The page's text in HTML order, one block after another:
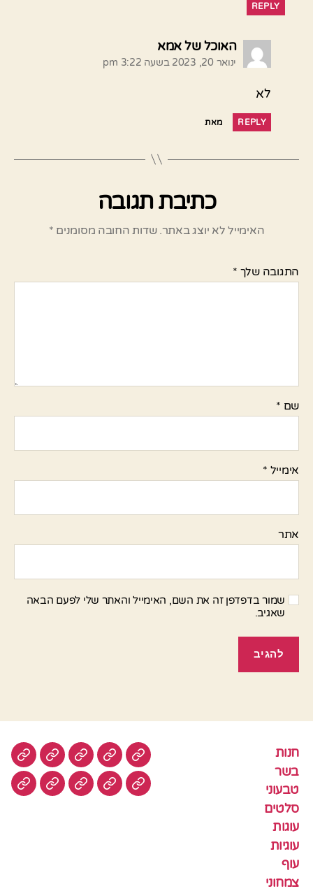
REPLY
האוכל של אמאאומר:
ינואר 20, 2023 בשעה 3:22 pm
לא
REPLY מאת
כתיבת תגובה
האימייל לא יוצג באתר. שדות החובה מסומנים *
התגובה שלך *
שם *
אימייל *
אתר
שמור בדפדפן זה את השם, האימייל והאתר שלי לפעם הבאה
שאגיב.
חנות
בשר
טבעוני
סלטים
עוגות
עוגיות
עוף
צמחוני
חנות בשר טבעוניסלטים
עוגיותעוף צמחונידגים